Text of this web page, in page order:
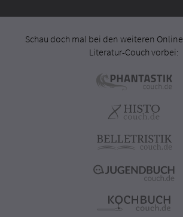
Schau doch mal bei den weiteren
Literatur-Couch vorbei: